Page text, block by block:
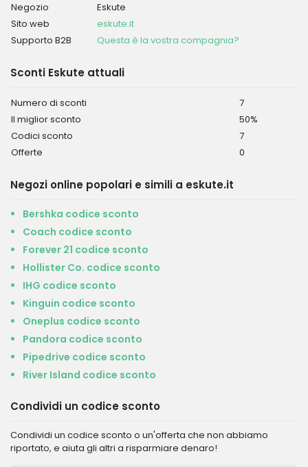
Negozio
Eskute
Sito web
eskute.it
Supporto B2B
Questa è la vostra compagnia?
Sconti Eskute attuali
Numero di sconti
7
Il miglior sconto
50%
Codici sconto
7
Offerte
0
Negozi online popolari e simili a eskute.it
Bershka codice sconto
Coach codice sconto
Forever 21 codice sconto
Hollister Co. codice sconto
IHG codice sconto
Kinguin codice sconto
Oneplus codice sconto
Pandora codice sconto
Pipedrive codice sconto
River Island codice sconto
Condividi un codice sconto
Condividi un codice sconto o un'offerta che non abbiamo
riportato, e aiuta gli altri a risparmiare denaro!